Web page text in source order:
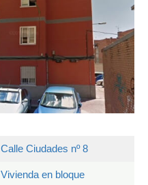
Calle Ciudades nº 8
Vivienda en bloque